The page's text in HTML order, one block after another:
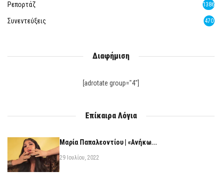
Ρεπορτάζ 1386
Συνεντεύξεις 470
Διαφήμιση
[adrotate group="4"]
Επίκαιρα Λόγια
Μαρία Παπαλεοντίου | «Ανήκω...
29 Ιουλίου, 2022